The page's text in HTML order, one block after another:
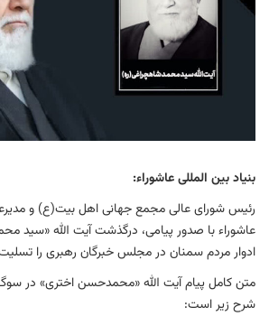
بنیاد بین المللی عاشوراء:
رئیس شورای عالی مجمع جهانی اهل بیت(ع) و
عاشوراء با صدور پیامی، درگذشت آیت الله «سید
ادوار مردم سمنان در مجلس خبرگان رهبری را
متن کامل پیام آیت الله «محمدحسن اختری» در
شرح زیر است: